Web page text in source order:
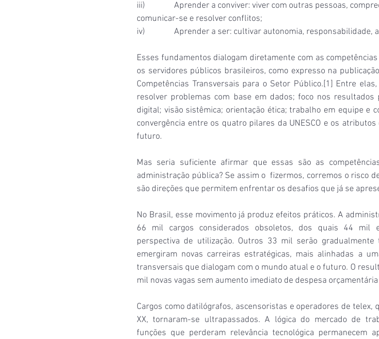
iii)               Aprender a conviver: viver com outras pessoas,
comunicar-se e resolver conflitos;
iv)               Aprender a ser: cultivar autonomia,
Esses fundamentos dialogam diretamente com as
os servidores públicos brasileiros, como expresso na
Competências Transversais para o Setor Público.[1] Entre
resolver problemas com base em dados; foco nos resultados
digital; visão sistêmica; orientação ética; trabalho em equipe e
convergência entre os quatro pilares da UNESCO e os
futuro.
Mas seria suficiente afirmar que essas são as
administração pública? Se assim o  fizermos, corremos o risco
são direções que permitem enfrentar os desafios que já se
No Brasil, esse movimento já produz efeitos práticos. A
66 mil cargos considerados obsoletos, dos quais 44 mil
perspectiva de utilização. Outros 33 mil serão gradualmente
emergiram novas carreiras estratégicas, mais alinhadas a
transversais que dialogam com o mundo atual e o futuro. O
mil novas vagas sem aumento imediato de despesa
Cargos como datilógrafos, ascensoristas e operadores de telex,
XX, tornaram-se ultrapassados. A lógica do mercado de
funções que perderam relevância tecnológica permanecem